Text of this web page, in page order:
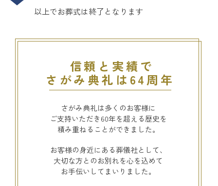
以上でお葬式は終了となります
信頼と実績で
さがみ典礼は64周年
さがみ典礼は多くのお客様に
ご支持いただき60年を超える歴史を
積み重ねることができました。
お客様の身近にある葬儀社として、
大切な方とのお別れを心を込めて
お手伝いしてまいりました。